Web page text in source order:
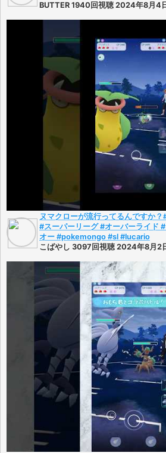
BUTTER 1940回視聴 2024年8月4
ヌマクローが流行ってるんですか
#スーパーリーグ #オーバーライド
オー #pokemongo #sl #lucario
こばやし 3097回視聴 2024年8月2